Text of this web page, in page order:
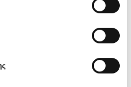
Ελληνικό E-Shop για
για τη σύγχονη
μοναδικές προσφορές και
κάθε μέρα!